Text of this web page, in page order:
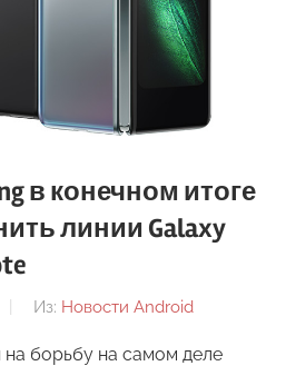
в конечном итоге
линии Galaxy
Из: Новости Android
на борьбу на самом деле